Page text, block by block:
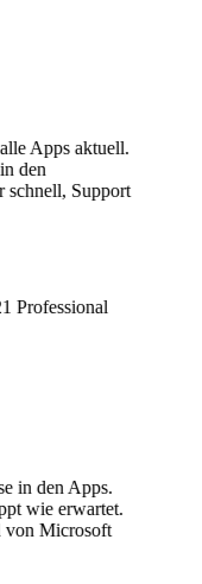
Apps aktuell.
den
Support
Professional
in den Apps.
wie erwartet.
Microsoft